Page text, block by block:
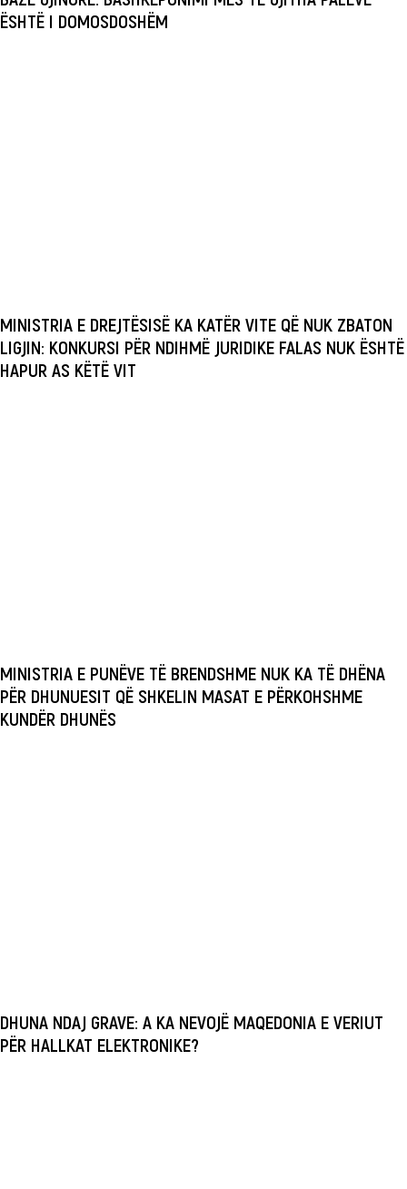
ËSHTË I DOMOSDOSHËM
MINISTRIA E DREJTËSISË KA KATËR VITE QË NUK ZBATON
LIGJIN: KONKURSI PËR NDIHMË JURIDIKE FALAS NUK ËSHTË
HAPUR AS KËTË VIT
MINISTRIA E PUNËVE TË BRENDSHME NUK KA TË DHËNA
PËR DHUNUESIT QË SHKELIN MASAT E PËRKOHSHME
KUNDËR DHUNËS
DHUNA NDAJ GRAVE: A KA NEVOJË MAQEDONIA E VERIUT
PËR HALLKAT ELEKTRONIKE?